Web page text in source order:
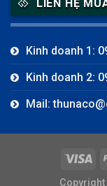
LIÊN HỆ
Kinh doanh 1:
Kinh doanh 2:
Mail: